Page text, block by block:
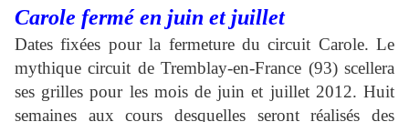
Carole fermé en juin et juillet
Dates fixées pour la fermeture du circuit Carole. Le
mythique circuit de Tremblay-en-France (93) scellera
ses grilles pour les mois de juin et juillet 2012. Huit
semaines aux cours desquelles seront réalisés des